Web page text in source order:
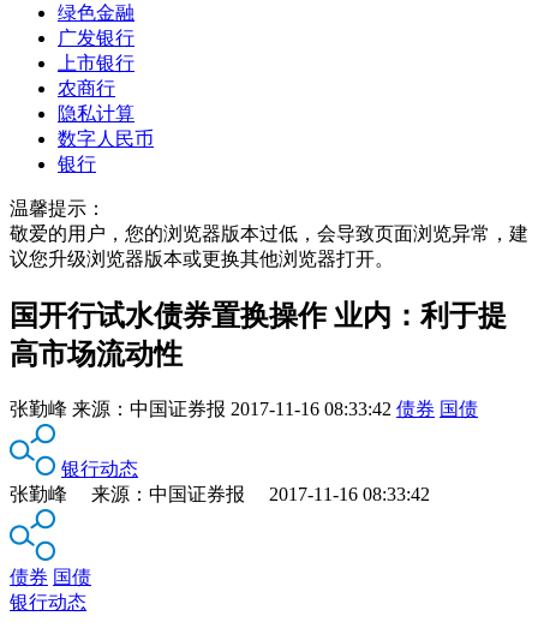
绿色金融
广发银行
上市银行
农商行
隐私计算
数字人民币
银行
温馨提示：
敬爱的用户，您的浏览器版本过低，会导致页面浏览异常，建
议您升级浏览器版本或更换其他浏览器打开。
国开行试水债券置换操作 业内：利于提
高市场流动性
张勤峰 来源： 中国证券报 2017-11-16 08:33:42 债券 国债
银行动态
张勤峰 来源：中国证券报 2017-11-16 08:33:42
债券 国债
银行动态